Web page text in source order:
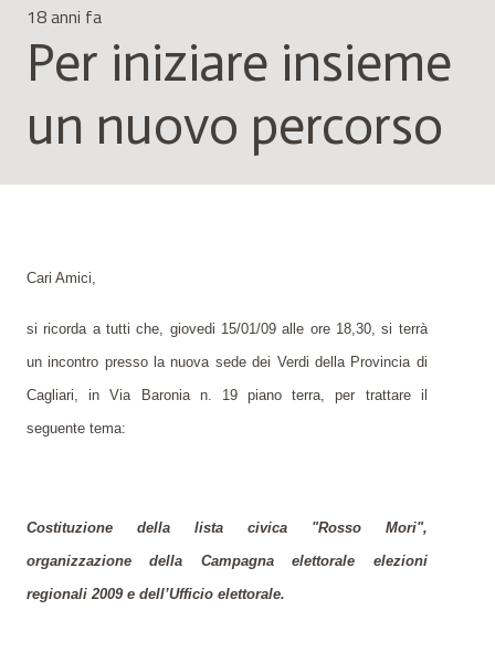
18 anni fa
Per iniziare insieme
un nuovo percorso
Cari Amici,
si ricorda a tutti che, giovedi 15/01/09 alle ore 18,30, si terrà
un incontro presso la nuova sede dei Verdi della Provincia di
Cagliari, in Via Baronia n. 19 piano terra, per trattare il
seguente tema:
Costituzione della lista civica "Rosso Mori",
organizzazione della Campagna elettorale elezioni
regionali 2009 e dell’Ufficio elettorale.